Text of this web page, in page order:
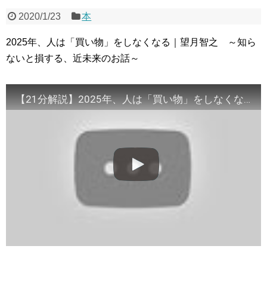
2020/1/23 本
2025年、人は「買い物」をしなくなる｜望月智之 ～知ら
ないと損する、近未来のお話～
【21分解説】2025年、人は「買い物」をしなくなる｜望月智之 ～知らないと損する、近未来のお話～